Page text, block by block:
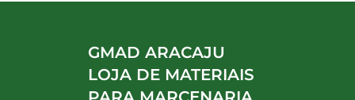
GMAD ARACAJU
LOJA DE MATERIAIS